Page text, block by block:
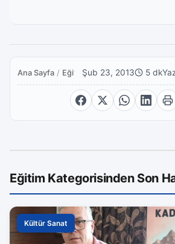
Ana Sayfa / EğitimŞub 23, 2013 5 dk
Eğitim Kategorisinden Son
Kültür Sanat